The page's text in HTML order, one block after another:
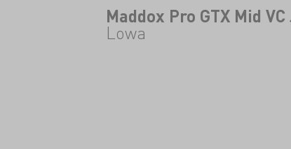
Maddox Pro GTX Mid
Lowa